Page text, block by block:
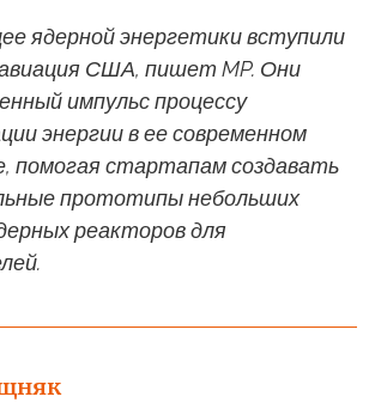
ядерной энергетики вступили
США, пишет MP. Они
импульс процессу
энергии в ее современном
помогая стартапам создавать
прототипы небольших
реакторов для